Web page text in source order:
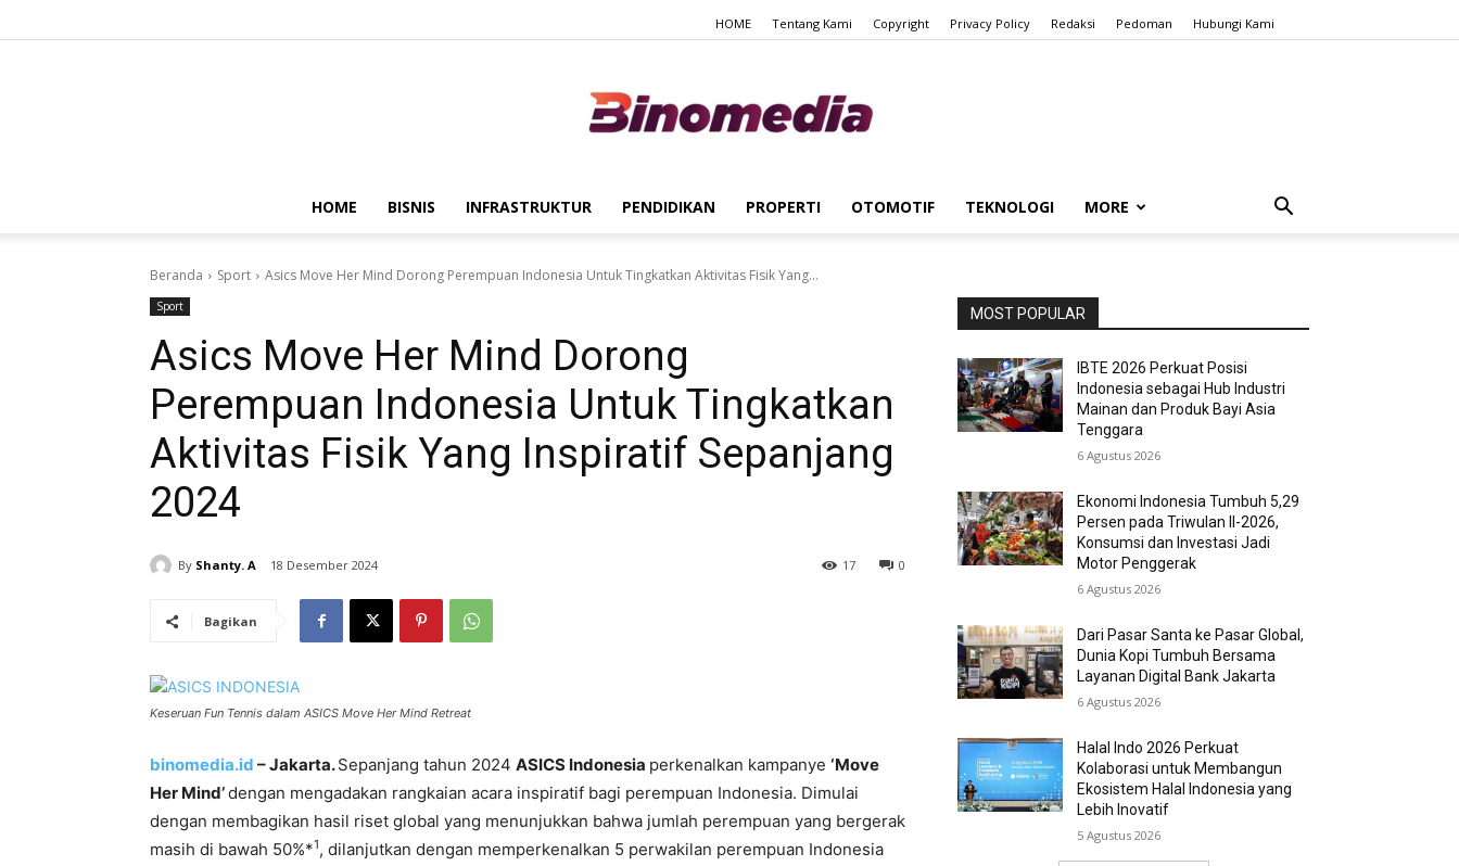
HOME Tentang Kami Copyright Privacy Policy Redaksi Pedoman Hubungi Kami
HOME BISNIS INFRASTRUKTUR PENDIDIKAN PROPERTI OTOMOTIF TEKNOLOGI MORE
Beranda Sport Asics Move Her Mind Dorong Perempuan Indonesia Untuk Tingkatkan Aktivitas Fisik Yang...
Sport
Asics Move Her Mind Dorong
Perempuan Indonesia Untuk Tingkatkan
Aktivitas Fisik Yang Inspiratif Sepanjang
2024
By Shanty. A 18 Desember 2024 0
17
Bagikan
Keseruan Fun Tennis dalam ASICS Move Her Mind Retreat
binomedia.id – Jakarta.Sepanjang tahun 2024 ASICS Indonesia perkenalkan kampanye ‘Move
Her Mind’dengan mengadakan rangkaian acara inspiratif bagi perempuan Indonesia. Dimulai
dengan membagikan hasil riset global yang menunjukkan bahwa jumlah perempuan yang bergerak
masih di bawah 50%*1, dilanjutkan dengan memperkenalkan 5 perwakilan perempuan Indonesia
MOST POPULAR
IBTE 2026 Perkuat Posisi
Indonesia sebagai Hub Industri
Mainan dan Produk Bayi Asia
Tenggara
6 Agustus 2026
Ekonomi Indonesia Tumbuh 5,29
Persen pada Triwulan II-2026,
Konsumsi dan Investasi Jadi
Motor Penggerak
6 Agustus 2026
Dari Pasar Santa ke Pasar Global,
Dunia Kopi Tumbuh Bersama
Layanan Digital Bank Jakarta
6 Agustus 2026
Halal Indo 2026 Perkuat
Kolaborasi untuk Membangun
Ekosistem Halal Indonesia yang
Lebih Inovatif
5 Agustus 2026